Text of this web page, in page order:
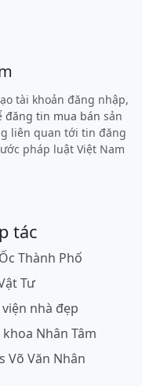
tài khoản đăng nhập,
đăng tin mua bán sản
liên quan tới tin đăng
pháp luật Việt Nam
tác
Thành Phố
Tư
nhà đẹp
khoa Nhân Tâm
Võ Văn Nhân